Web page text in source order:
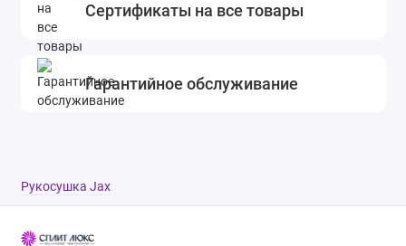
Сертификаты на все товары
Гарантийное обслуживание
Рукосушка Jax